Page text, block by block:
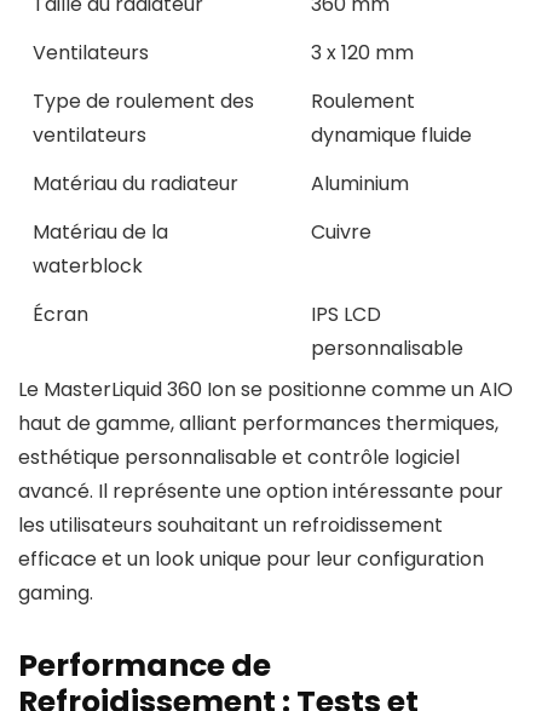
Ventilateurs
3 x 120 mm
Type de roulement des
ventilateurs
Roulement
dynamique fluide
Matériau du radiateur
Aluminium
Matériau de la
waterblock
Cuivre
Écran
IPS LCD
personnalisable
Le MasterLiquid 360 Ion se positionne comme un AIO
haut de gamme, alliant performances thermiques,
esthétique personnalisable et contrôle logiciel
avancé. Il représente une option intéressante pour
les utilisateurs souhaitant un refroidissement
efficace et un look unique pour leur configuration
gaming.
Performance de
Refroidissement : Tests et